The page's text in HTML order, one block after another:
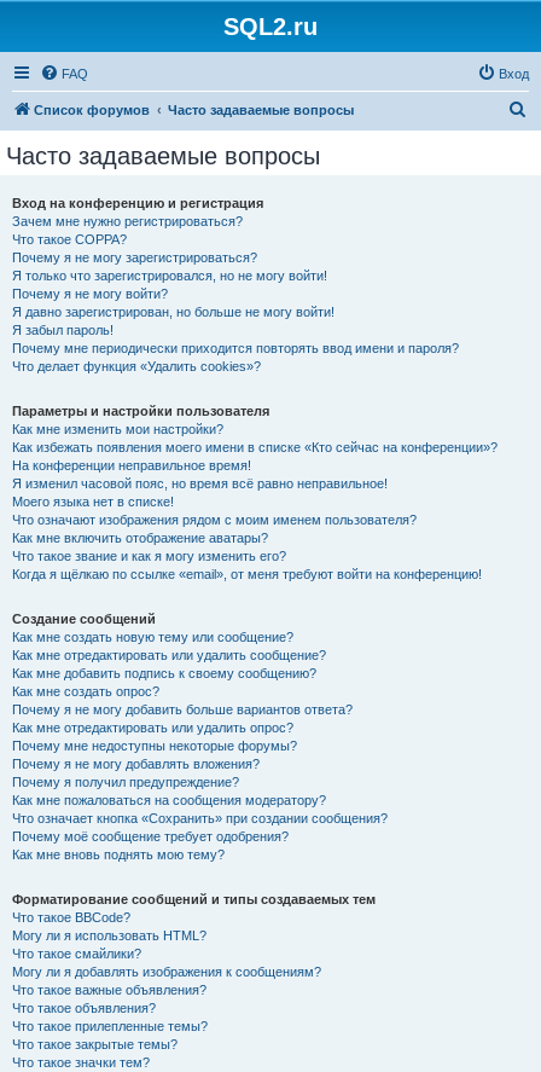
SQL2.ru
FAQ Вход
Список форумов Часто задаваемые вопросы
Часто задаваемые вопросы
Вход на конференцию и регистрация
Зачем мне нужно регистрироваться?
Что такое COPPA?
Почему я не могу зарегистрироваться?
Я только что зарегистрировался, но не могу войти!
Почему я не могу войти?
Я давно зарегистрирован, но больше не могу войти!
Я забыл пароль!
Почему мне периодически приходится повторять ввод имени и пароля?
Что делает функция «Удалить cookies»?
Параметры и настройки пользователя
Как мне изменить мои настройки?
Как избежать появления моего имени в списке «Кто сейчас на конференции»?
На конференции неправильное время!
Я изменил часовой пояс, но время всё равно неправильное!
Моего языка нет в списке!
Что означают изображения рядом с моим именем пользователя?
Как мне включить отображение аватары?
Что такое звание и как я могу изменить его?
Когда я щёлкаю по ссылке «email», от меня требуют войти на конференцию!
Создание сообщений
Как мне создать новую тему или сообщение?
Как мне отредактировать или удалить сообщение?
Как мне добавить подпись к своему сообщению?
Как мне создать опрос?
Почему я не могу добавить больше вариантов ответа?
Как мне отредактировать или удалить опрос?
Почему мне недоступны некоторые форумы?
Почему я не могу добавлять вложения?
Почему я получил предупреждение?
Как мне пожаловаться на сообщения модератору?
Что означает кнопка «Сохранить» при создании сообщения?
Почему моё сообщение требует одобрения?
Как мне вновь поднять мою тему?
Форматирование сообщений и типы создаваемых тем
Что такое BBCode?
Могу ли я использовать HTML?
Что такое смайлики?
Могу ли я добавлять изображения к сообщениям?
Что такое важные объявления?
Что такое объявления?
Что такое прилепленные темы?
Что такое закрытые темы?
Что такое значки тем?